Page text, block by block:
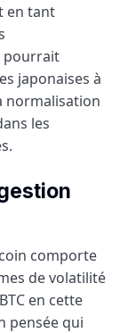
en tant
pourrait
japonaises à
normalisation
les
comporte
de volatilité
en cette
pensée qui